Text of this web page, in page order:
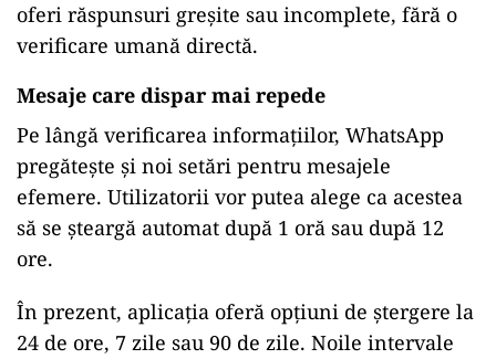
oferi răspunsuri greșite sau incomplete, fără o
verificare umană directă.
Mesaje care dispar mai repede
Pe lângă verificarea informațiilor, WhatsApp
pregătește și noi setări pentru mesajele
efemere. Utilizatorii vor putea alege ca acestea
să se șteargă automat după 1 oră sau după 12
ore.
În prezent, aplicația oferă opțiuni de ștergere la
24 de ore, 7 zile sau 90 de zile. Noile intervale